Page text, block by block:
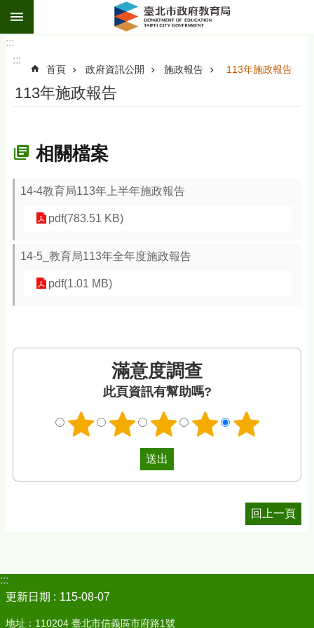
跳到主要內容區塊
:::
:::
首頁 政府資訊公開 施政報告 113年施政報告
113年施政報告
相關檔案
14-4教育局113年上半年施政報告
pdf(783.51 KB)
14-5_教育局113年全年度施政報告
pdf(1.01 MB)
滿意度調查
此頁資訊有幫助嗎?
回上一頁
:::
更新日期
115-08-07
地址：110204 臺北市信義區市府路1號